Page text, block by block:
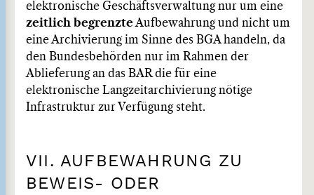
elektronische Geschäftsverwaltung nur um eine
zeitlich begrenzteAufbewahrung und nicht um
eine Archivierung im Sinne des BGA handeln, da
den Bundesbehörden nur im Rahmen der
Ablieferung an das BAR die für eine
elektronische Langzeitarchivierung nötige
Infrastruktur zur Verfügung steht.
VII. AUFBEWAHRUNG ZU
BEWEIS- ODER